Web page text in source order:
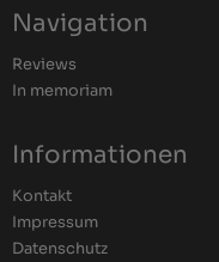
Navigation
Reviews
In memoriam
Informationen
Kontakt
Impressum
Datenschutz